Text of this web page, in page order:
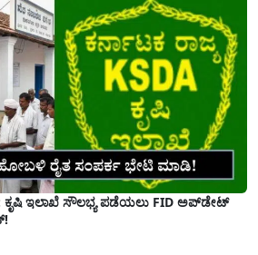
ಕೃಷಿ ಇಲಾಖೆ ಸೌಲಭ್ಯ ಪಡೆಯಲು FID ಅಪ್‌ಡೇಟ್